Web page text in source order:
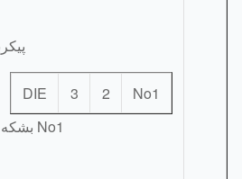
2
3
DIE